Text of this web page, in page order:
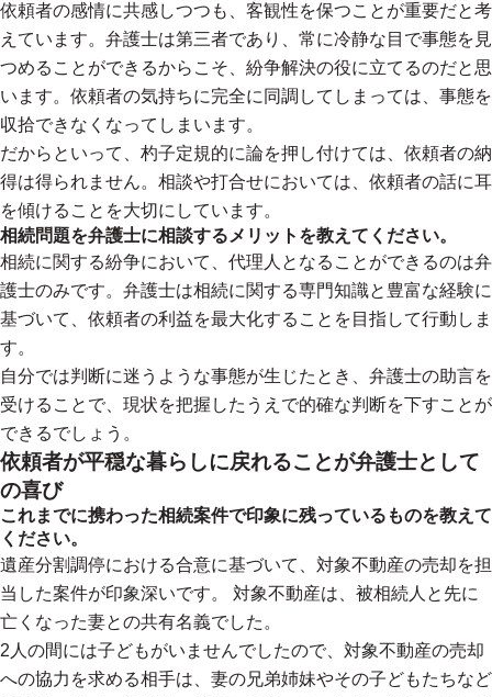
依頼者の感情に共感しつつも、客観性を保つことが重要だと考
えています。弁護士は第三者であり、常に冷静な目で事態を見
つめることができるからこそ、紛争解決の役に立てるのだと思
います。依頼者の気持ちに完全に同調してしまっては、事態を
収拾できなくなってしまいます。
だからといって、杓子定規的に論を押し付けては、依頼者の納
得は得られません。相談や打合せにおいては、依頼者の話に耳
を傾けることを大切にしています。
相続問題を弁護士に相談するメリットを教えてください。
相続に関する紛争において、代理人となることができるのは弁
護士のみです。弁護士は相続に関する専門知識と豊富な経験に
基づいて、依頼者の利益を最大化することを目指して行動しま
す。
自分では判断に迷うような事態が生じたとき、弁護士の助言を
受けることで、現状を把握したうえで的確な判断を下すことが
できるでしょう。
依頼者が平穏な暮らしに戻れることが弁護士として
の喜び
これまでに携わった相続案件で印象に残っているものを教えて
ください。
遺産分割調停における合意に基づいて、対象不動産の売却を担
当した案件が印象深いです。 対象不動産は、被相続人と先に
亡くなった妻との共有名義でした。
2人の間には子どもがいませんでしたので、対象不動産の売却
への協力を求める相手は、妻の兄弟姉妹やその子どもたちなど